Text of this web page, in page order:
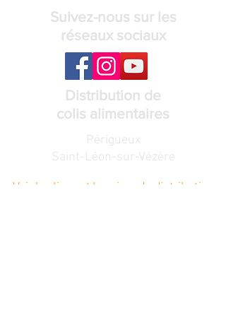
Suivez-nous sur les
réseaux sociaux
Distribution de
colis alimentaires
Périgueux
Saint-Léon-sur-Vézère
Voir les lieux et horaires de distribution